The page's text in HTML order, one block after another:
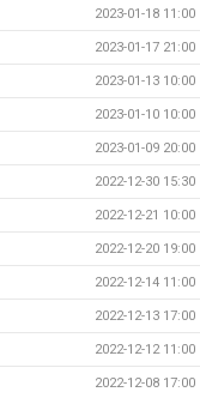
2023-01-18 11:00
2023-01-17 21:00
2023-01-13 10:00
2023-01-10 10:00
2023-01-09 20:00
2022-12-30 15:30
2022-12-21 10:00
2022-12-20 19:00
2022-12-14 11:00
2022-12-13 17:00
2022-12-12 11:00
2022-12-08 17:00